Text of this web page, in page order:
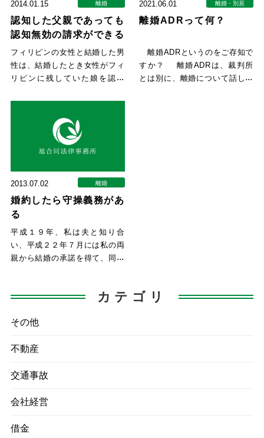
2014.01.15 離婚
認知した父親であっても
認知無効の請求ができる
フィリピンの女性と結婚した男
性は、結婚したとき女性がフィ
リピンに残していた娘を認知
2021.06.01 離婚・別居
離婚ADRって何？
離婚ADRというのをご存知で
すか？ 離婚ADRは、裁判所
とは別に、離婚について話し合
2013.07.02 離婚
婚約したら守操義務があ
る
平成１９年、私は夫と知り合
い、平成２２年７月には私の両
親から結婚の承諾を得て、同年
カテゴリ
その他
不動産
交通事故
会社経営
借金